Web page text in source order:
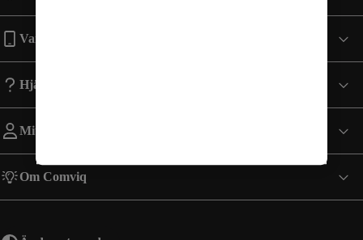
Varumärken
Hjälp
Mitt Konto
Om Comviq